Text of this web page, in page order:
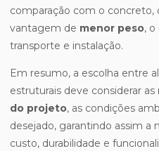
comparação com o concreto,
vantagem de menor peso,
transporte e instalação.
Em resumo, a escolha entre
estruturais deve considerar as
do projeto, as condições
desejado, garantindo assim a
custo, durabilidade e